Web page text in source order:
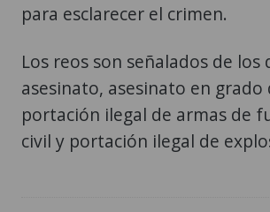
para esclarecer el crimen.
Los reos son señalados de los
asesinato, asesinato en
portación ilegal de armas de
civil y portación ilegal de